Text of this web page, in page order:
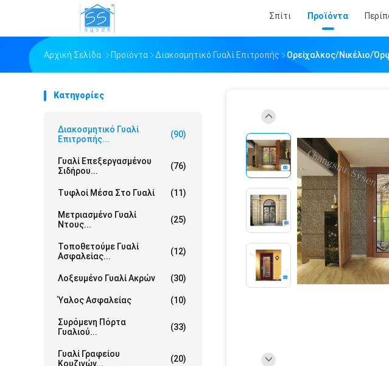
Σπίτι Προϊόντα
Αρχική Σελίδα Προϊόντα Διακοσμητικό Γυαλί Επιτροπής Ορείχαλκος/νικέλιο/
Κατηγορίες
Διακοσμητικό Γυαλί
Επιτροπής...
(90)
Γυαλί Επεξεργασμένου
Σιδήρου...
(76)
Τυφλοί Μέσα Στο Γυαλί (11)
Μετριασμένο Γυαλί
Ντους...
(25)
Τοποθετούμε Γυαλί
Ασφαλείας...
(12)
Λοξευμένο Γυαλί Ακρών (30)
Ύαλος Ασφαλείας (10)
Συρόμενη Πόρτα
Γυαλιού...
(33)
Γυαλί Γραφείου
Κουζινών...
(20)